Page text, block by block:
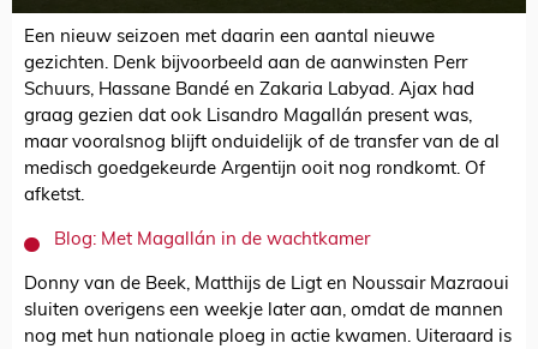
Een nieuw seizoen met daarin een aantal nieuwe
gezichten. Denk bijvoorbeeld aan de aanwinsten Perr
Schuurs, Hassane Bandé en Zakaria Labyad. Ajax had
graag gezien dat ook Lisandro Magallán present was,
maar vooralsnog blijft onduidelijk of de transfer van de al
medisch goedgekeurde Argentijn ooit nog rondkomt. Of
afketst.
Blog: Met Magallán in de wachtkamer
Donny van de Beek, Matthijs de Ligt en Noussair Mazraoui
sluiten overigens een weekje later aan, omdat de mannen
nog met hun nationale ploeg in actie kwamen. Uiteraard is